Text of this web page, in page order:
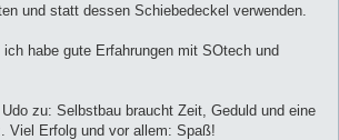
und statt dessen Schiebedeckel verwenden.
habe gute Erfahrungen mit SOtech und
zu: Selbstbau braucht Zeit, Geduld und eine
Viel Erfolg und vor allem: Spaß!